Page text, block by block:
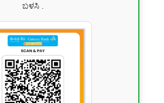
ಬಳಸಿ .